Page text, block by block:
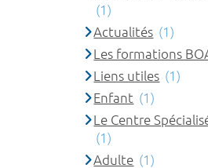
(1)
Actualités (1)
Les formations
Liens utiles (1)
Enfant (1)
Le Centre
(1)
Adulte (1)